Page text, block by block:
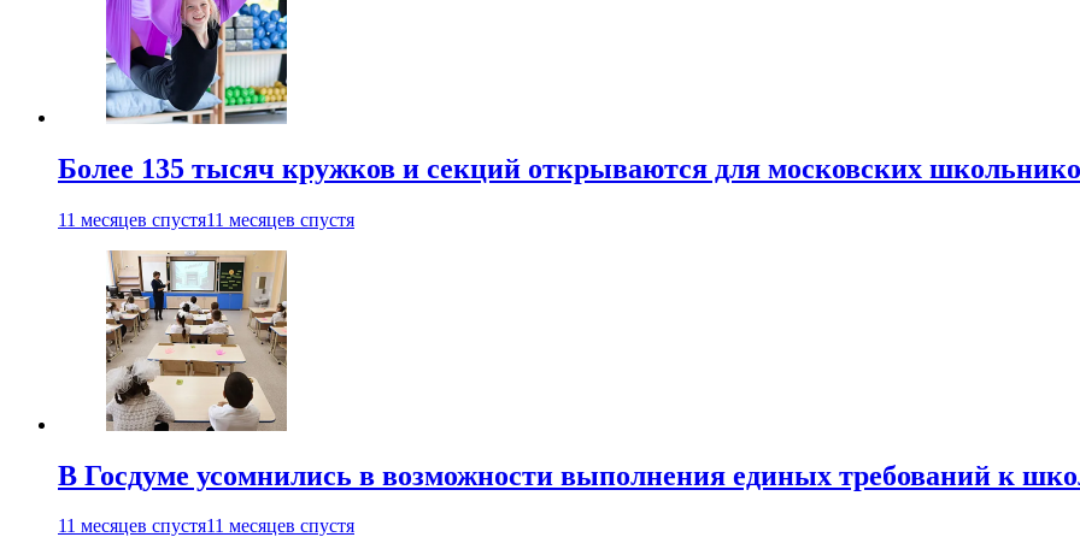
Более 135 тысяч кружков и секций открываются для московских
11 месяцев спустя11 месяцев спустя
В Госдуме усомнились в возможности выполнения единых требований к
11 месяцев спустя11 месяцев спустя